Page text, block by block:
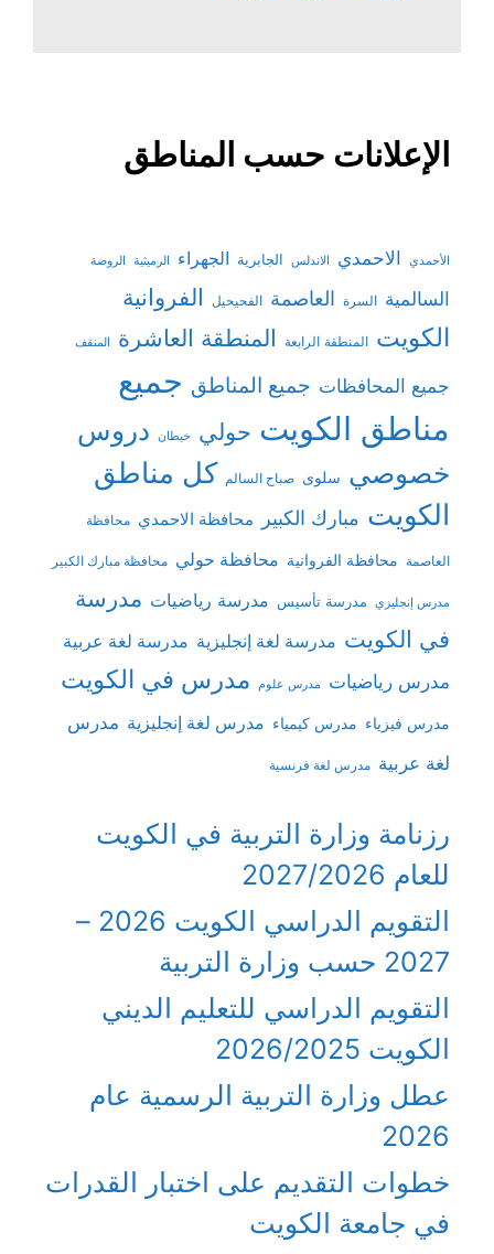
الإعلانات حسب المناطق
الأحمدي الاحمدي الاندلس الجابرية الجهراء الرميثية الروضة
السالمية السرة العاصمة الفحيحيل الفروانية
الكويت المنطقة الرابعة المنطقة العاشرة المنقف
جميع المحافظات جميع المناطق جميع
مناطق الكويت حولي خيطان دروس
خصوصي سلوى صباح السالم كل مناطق
الكويت مبارك الكبير محافظة الاحمدي محافظة
العاصمة محافظة الفروانية محافظة حولي محافظة مبارك الكبير
مدرس إنجليزي مدرسة تأسيس مدرسة رياضيات مدرسة
في الكويت مدرسة لغة إنجليزية مدرسة لغة عربية
مدرس رياضيات مدرس علوم مدرس في الكويت
مدرس فيزياء مدرس كيمياء مدرس لغة إنجليزية مدرس
لغة عربية مدرس لغة فرنسية
رزنامة وزارة التربية في الكويت
للعام 2027/2026
التقويم الدراسي الكويت 2026 –
2027 حسب وزارة التربية
التقويم الدراسي للتعليم الديني
الكويت 2026/2025
عطل وزارة التربية الرسمية عام
2026
خطوات التقديم على اختبار القدرات
في جامعة الكويت